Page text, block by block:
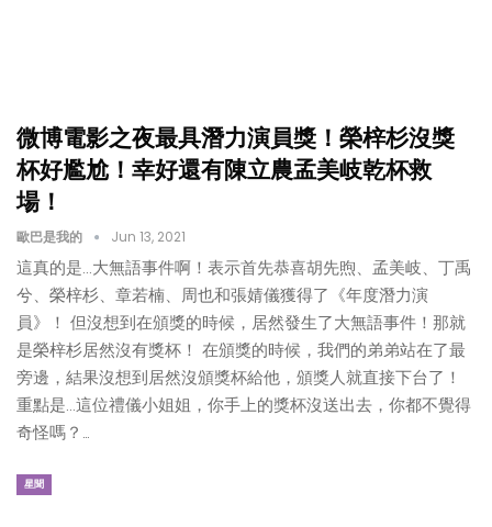
微博電影之夜最具潛力演員獎！榮梓杉沒獎
杯好尷尬！幸好還有陳立農孟美岐乾杯救
場！
歐巴是我的 Jun 13, 2021
這真的是...大無語事件啊！表示首先恭喜胡先煦、孟美岐、丁禹
兮、榮梓杉、章若楠、周也和張婧儀獲得了《年度潛力演
員》！ 但沒想到在頒獎的時候，居然發生了大無語事件！那就
是榮梓杉居然沒有獎杯！ 在頒獎的時候，我們的弟弟站在了最
旁邊，結果沒想到居然沒頒獎杯給他，頒獎人就直接下台了！
重點是...這位禮儀小姐姐，你手上的獎杯沒送出去，你都不覺得
奇怪嗎？…
星聞